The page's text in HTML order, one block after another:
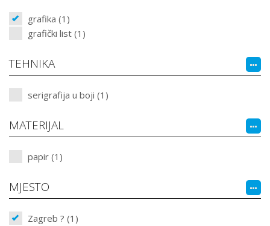
grafika (1)
grafički list (1)
TEHNIKA
serigrafija u boji (1)
MATERIJAL
papir (1)
MJESTO
Zagreb ? (1)